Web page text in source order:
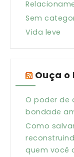
Sem
Vida leve
Ouça o
O poder de
bondade
Como
quem você